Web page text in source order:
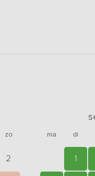
zo
2
ma di
1